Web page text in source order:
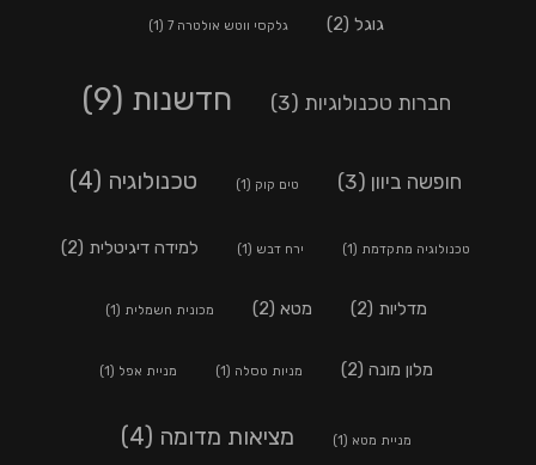
גוגל (2) גלקסי ווטש אולטרה 7 (1)
חברות טכנולוגיות (3) חדשנות (9)
חופשה ביוון (3) טים קוק (1) טכנולוגיה (4)
טכנולוגיה מתקדמת (1) ירח דבש (1) למידה דיגיטלית (2)
מדליות (2) מטא (2) מכונית חשמלית (1)
מלון מונה (2) מניות טסלה (1) מניית אפל (1)
מניית מטא (1) מציאות מדומה (4)